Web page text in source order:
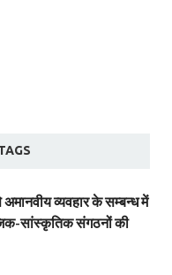
व्यवहार के सम्बन्ध में
सांस्कृतिक संगठनों की